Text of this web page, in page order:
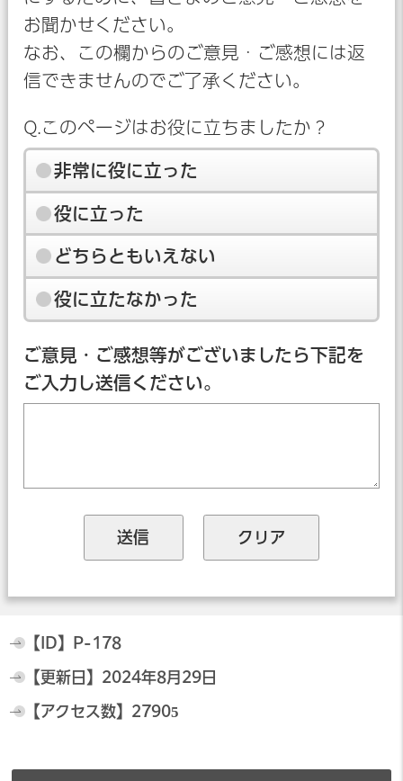
お聞かせください。
なお、この欄からのご意見・ご感想には返
信できませんのでご了承ください。
Q.このページはお役に立ちましたか？
非常に役に立った
役に立った
どちらともいえない
役に立たなかった
ご意見・ご感想等がございましたら下記を
ご入力し送信ください。
【ID】 P-178
【更新日】 2024年8月29日
【アクセス数】 27905